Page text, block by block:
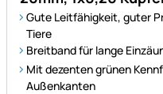
Gute Leitfähigkeit, guter
Tiere
Breitband für lange
Mit dezenten grünen
Außenkanten